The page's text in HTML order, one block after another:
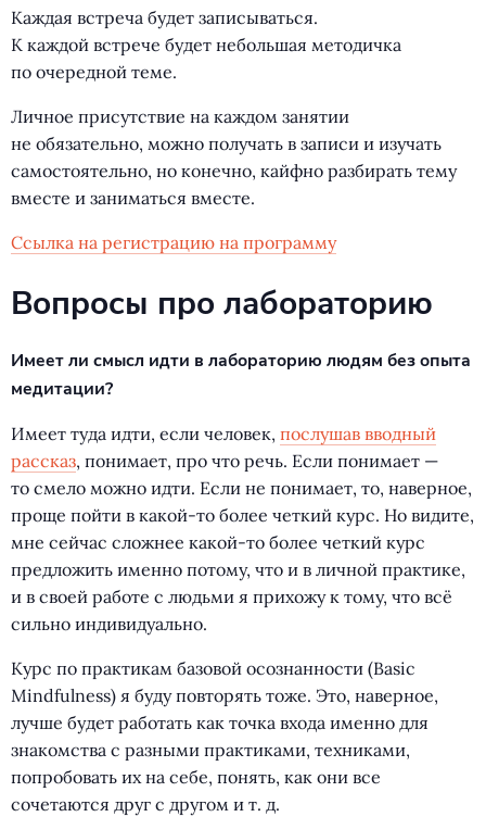
Каждая встреча будет записываться.
К каждой встрече будет небольшая методичка
по очередной теме.
Личное присутствие на каждом занятии
не обязательно, можно получать в записи и изучать
самостоятельно, но конечно, кайфно разбирать тему
вместе и заниматься вместе.
Cсылка на регистрацию на программу
Вопросы про лабораторию
Имеет ли смысл идти в лабораторию людям без опыта
медитации?
Имеет туда идти, если человек, послушав вводный
рассказ, понимает, про что речь. Если понимает —
то смело можно идти. Если не понимает, то, наверное,
проще пойти в какой-то более четкий курс. Но видите,
мне сейчас сложнее какой-то более четкий курс
предложить именно потому, что и в личной практике,
и в своей работе с людьми я прихожу к тому, что всё
сильно индивидуально.
Курс по практикам базовой осознанности (Basic
Mindfulness) я буду повторять тоже. Это, наверное,
лучше будет работать как точка входа именно для
знакомства с разными практиками, техниками,
попробовать их на себе, понять, как они все
сочетаются друг с другом и т. д.